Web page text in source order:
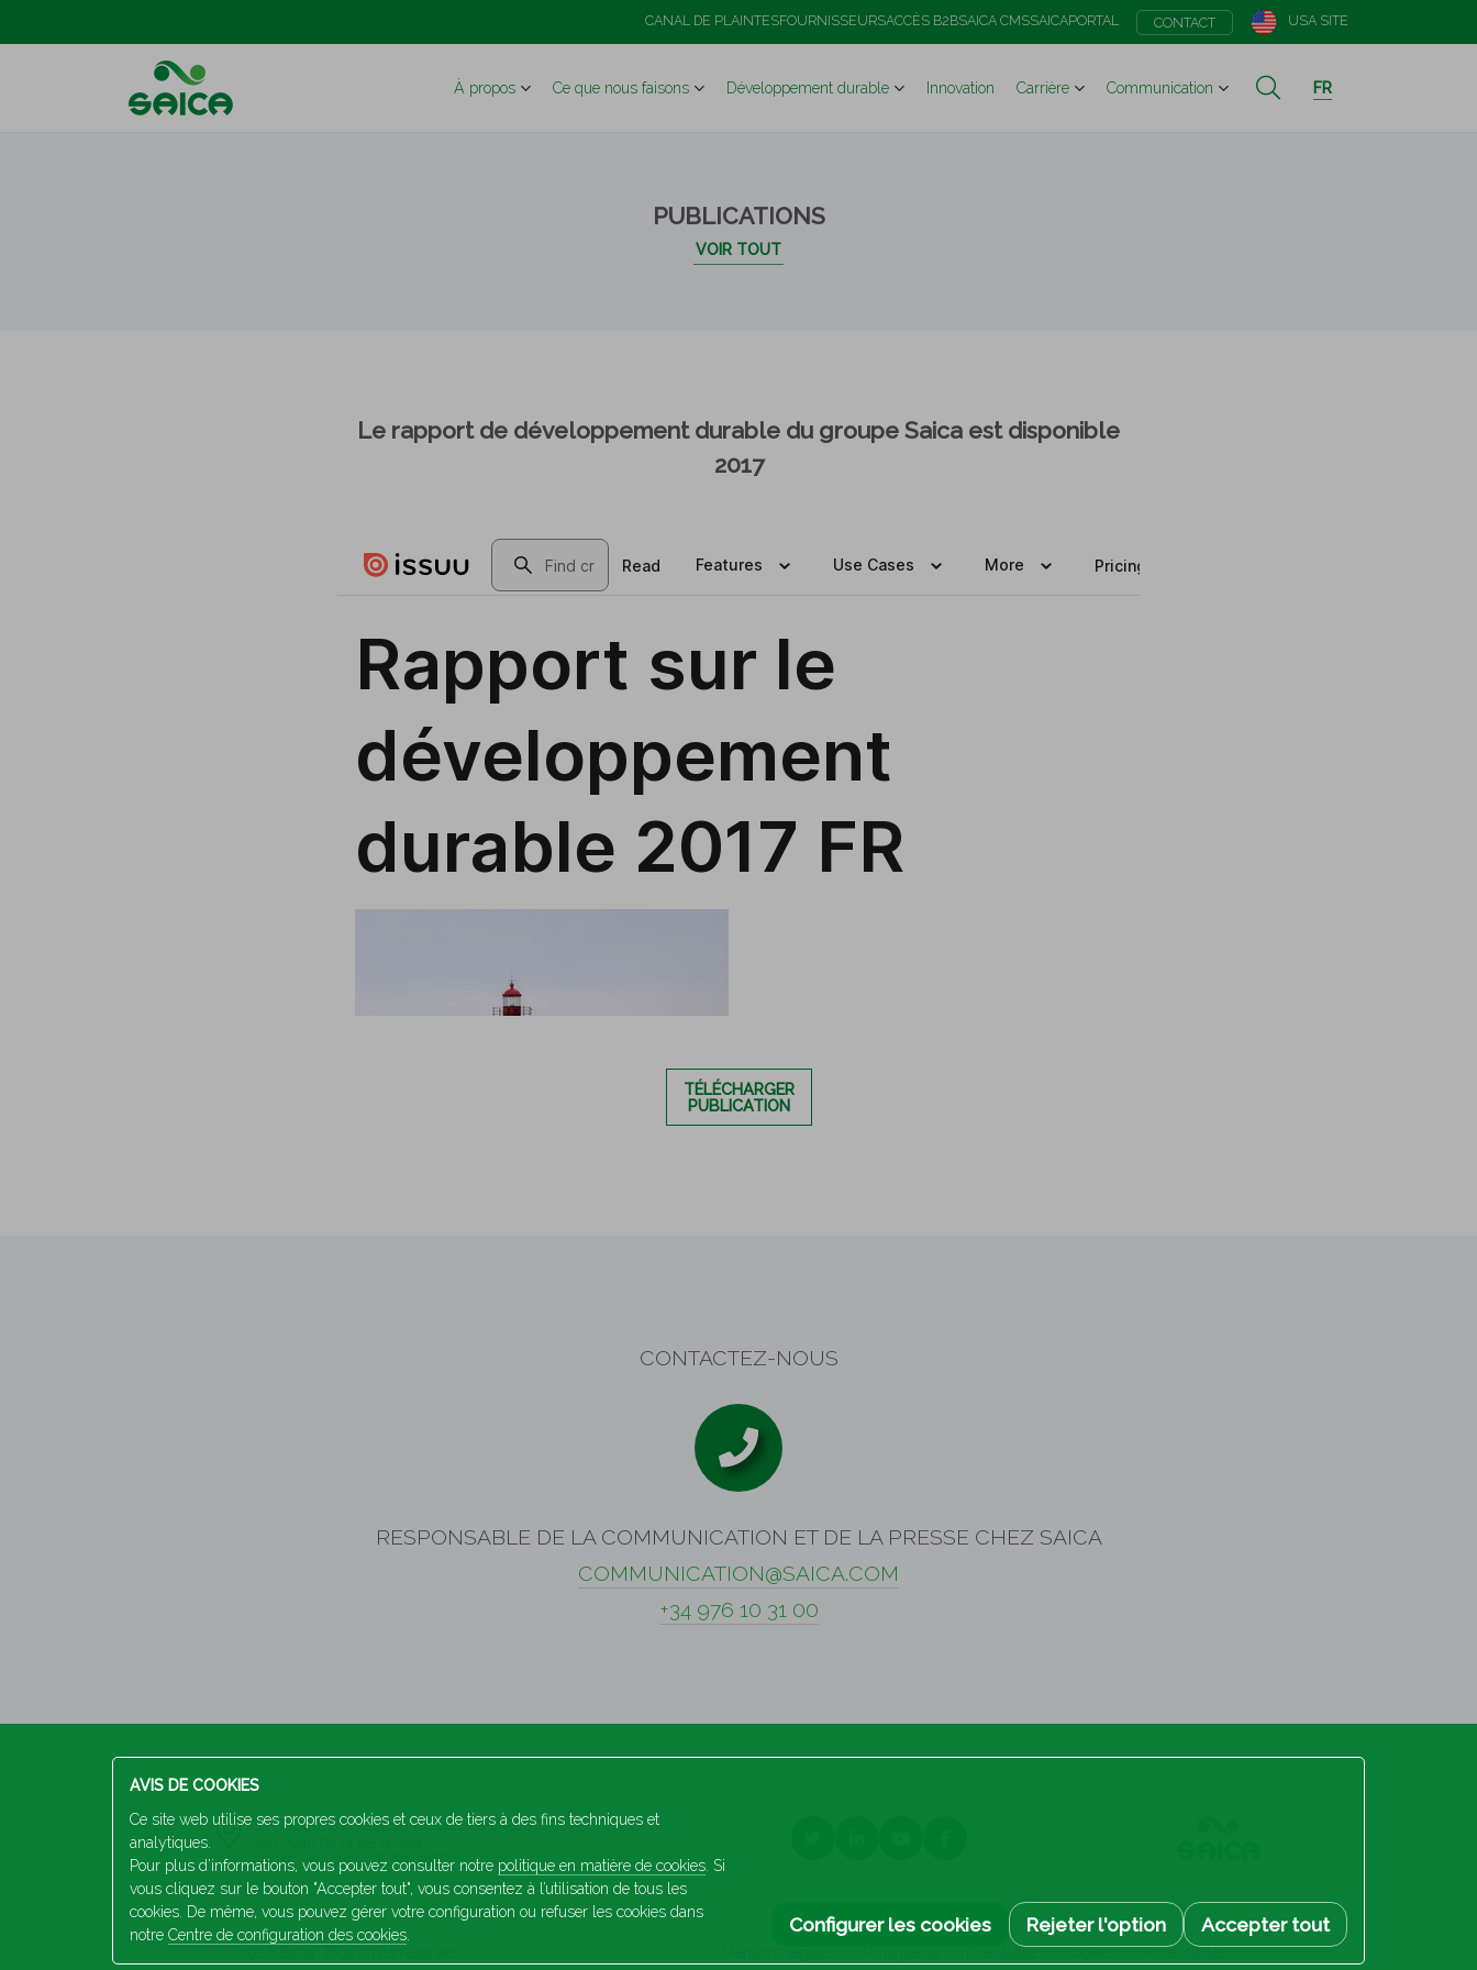
CANAL DE PLAINTESFOURNISSEURSACCÈS B2BSAICA CMSSAICAPORTAL CONTACT USA SITE
À propos Ce que nous faisons Développement durable Innovation Carrière Communication FR
PUBLICATIONS
VOIR TOUT
Le rapport de développement durable du groupe Saica est disponible
2017
TÉLÉCHARGER
PUBLICATION
CONTACTEZ-NOUS
RESPONSABLE DE LA COMMUNICATION ET DE LA PRESSE CHEZ SAICA
COMMUNICATION@SAICA.COM
+34 976 10 31 00
S.A Industrias Celulosa Aragonesa (A50002567)
50015 Saragosse (ESPAGNE)
+34 976 103 100
Politique de confidentialité Cookies Accessibilité
AVIS DE COOKIES
Ce site web utilise ses propres cookies et ceux de tiers à des fins techniques et
analytiques.
Pour plus d’informations, vous pouvez consulter notre politique en matière de cookies . Si
vous cliquez sur le bouton "Accepter tout", vous consentez à l’utilisation de tous les
cookies. De même, vous pouvez gérer votre configuration ou refuser les cookies dans
notre Centre de configuration des cookies Configurer les cookies Rejeter l'option Accepter tout